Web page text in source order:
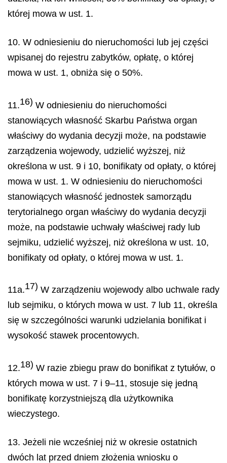
której mowa w ust. 1.
10. W odniesieniu do nieruchomości lub jej części
wpisanej do rejestru zabytków, opłatę, o której
mowa w ust. 1, obniża się o 50%.
11.16) W odniesieniu do nieruchomości
stanowiących własność Skarbu Państwa organ
właściwy do wydania decyzji może, na podstawie
zarządzenia wojewody, udzielić wyższej, niż
określona w ust. 9 i 10, bonifikaty od opłaty, o której
mowa w ust. 1. W odniesieniu do nieruchomości
stanowiących własność jednostek samorządu
terytorialnego organ właściwy do wydania decyzji
może, na podstawie uchwały właściwej rady lub
sejmiku, udzielić wyższej, niż określona w ust. 10,
bonifikaty od opłaty, o której mowa w ust. 1.
11a.17) W zarządzeniu wojewody albo uchwale rady
lub sejmiku, o których mowa w ust. 7 lub 11, określa
się w szczególności warunki udzielania bonifikat i
wysokość stawek procentowych.
12.18) W razie zbiegu praw do bonifikat z tytułów, o
których mowa w ust. 7 i 9–11, stosuje się jedną
bonifikatę korzystniejszą dla użytkownika
wieczystego.
13. Jeżeli nie wcześniej niż w okresie ostatnich
dwóch lat przed dniem złożenia wniosku o